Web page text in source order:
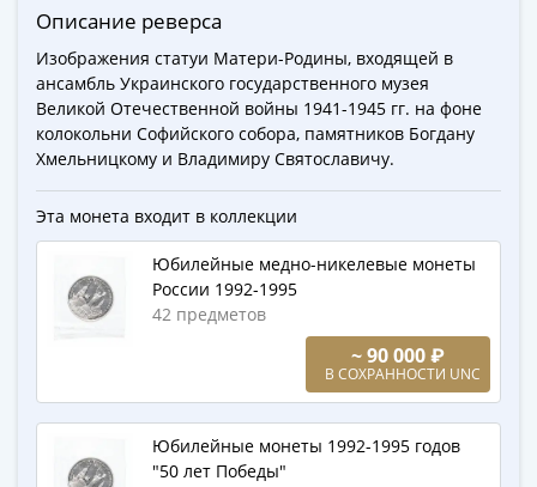
Юбилейные
памятные
Наборы
коллекции
Монеты
Российской
Николай
Александр
Описание реверса
Изображения статуи Матери-Родины, входящей в
ансамбль Украинского государственного музея
Великой Отечественной войны 1941-1945 гг. на фоне
колокольни Софийского собора, памятников Богдану
Хмельницкому и Владимиру Святославичу.
Эта монета входит в коллекции
Юбилейные медно-никелевые монеты
России 1992-1995
42 предметов
~ 90 000 ₽
В СОХРАННОСТИ UNC
Юбилейные монеты 1992-1995 годов
"50 лет Победы"